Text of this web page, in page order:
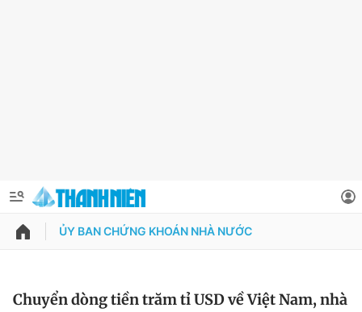
QUẢNG CÁO
Thông tin tài khoản
ỦY BAN CHỨNG KHOÁN NHÀ NƯỚC
Chuyển dòng tiền trăm tỉ USD về Việt Nam, nhà